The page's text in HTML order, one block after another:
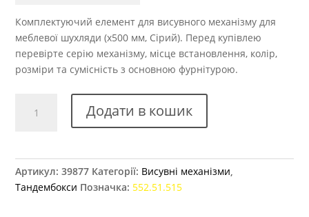
Комплектуючий елемент для висувного механізму для
меблевої шухляди (x500 мм, Сірий). Перед купівлею
перевірте серію механізму, місце встановлення, колір,
розміри та сумісність з основною фурнітурою.
Matrix
мм
Hafele
Додати в кошик
Артикул:39877 Категорії: Висувні механізми
Тандембокси Позначка: 552.51.515